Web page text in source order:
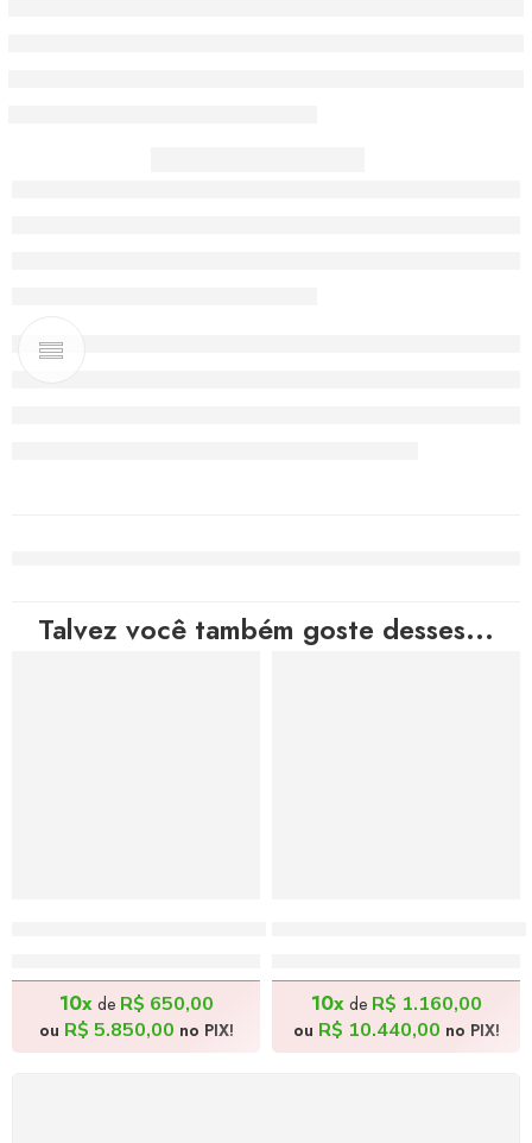
Talvez você também goste desses...
10xde R$ 650,00
ou R$ 5.850,00 no PIX!
10xde R$ 1.160,00
ou R$ 10.440,00 no PIX!